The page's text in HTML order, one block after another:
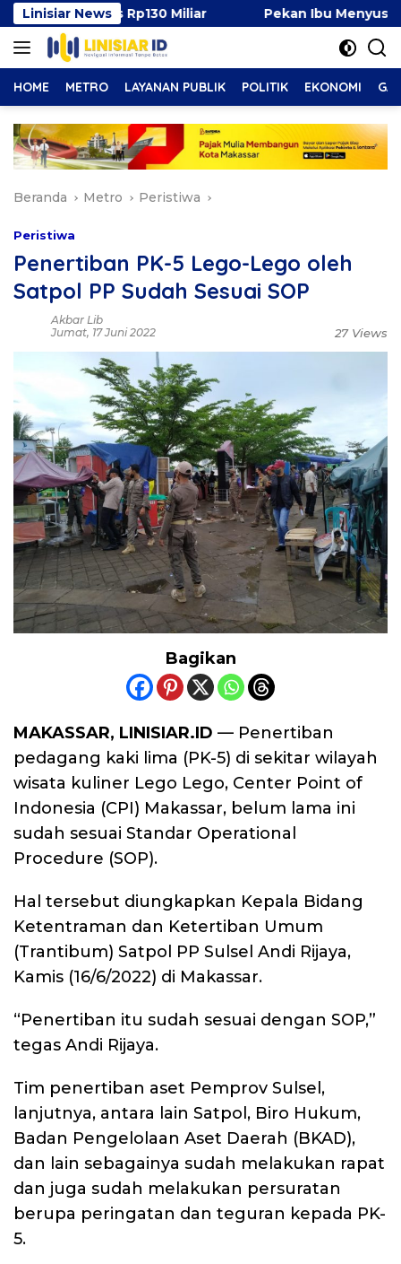
Langsung
ke
konten
Linisiar News
Rp130 Miliar Pekan Ibu Menyusui Dunia
HOME METRO LAYANAN PUBLIK POLITIK EKONOMI
Beranda Metro Peristiwa
Peristiwa
Penertiban PK-5 Lego-Lego oleh
Satpol PP Sudah Sesuai SOP
Akbar Lib
Jumat, 17 Juni 2022
27 Views
Bagikan
MAKASSAR, LINISIAR.ID — Penertiban
pedagang kaki lima (PK-5) di sekitar wilayah
wisata kuliner Lego Lego, Center Point of
Indonesia (CPI) Makassar, belum lama ini
sudah sesuai Standar Operational
Procedure (SOP).
Hal tersebut diungkapkan Kepala Bidang
Ketentraman dan Ketertiban Umum
(Trantibum) Satpol PP Sulsel Andi Rijaya,
Kamis (16/6/2022) di Makassar.
“Penertiban itu sudah sesuai dengan SOP,”
tegas Andi Rijaya.
Tim penertiban aset Pemprov Sulsel,
lanjutnya, antara lain Satpol, Biro Hukum,
Badan Pengelolaan Aset Daerah (BKAD),
dan lain sebagainya sudah melakukan rapat
dan juga sudah melakukan persuratan
berupa peringatan dan teguran kepada PK-
5.